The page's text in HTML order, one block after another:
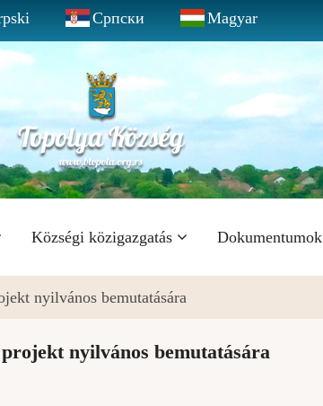
Српски Magyar
Községi közigazgatás Dokumentumok
nyilvános bemutatására
nyilvános bemutatására